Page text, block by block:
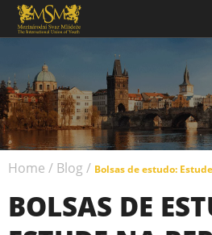
Home / Blog / Bolsas de estudo:
BOLSAS DE